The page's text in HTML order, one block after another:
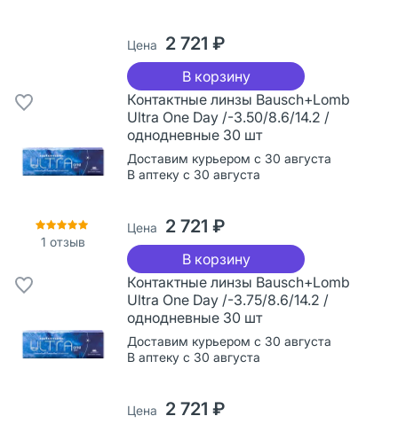
Цена 2 721 ₽
В корзину
1 отзыв
Контактные линзы Bausch+Lomb
Ultra One Day /-3.50/8.6/14.2 /
однодневные 30 шт
Доставим курьером с 30 августа
В аптеку с 30 августа
Цена 2 721 ₽
В корзину
Контактные линзы Bausch+Lomb
Ultra One Day /-3.75/8.6/14.2 /
однодневные 30 шт
Доставим курьером с 30 августа
В аптеку с 30 августа
Цена 2 721 ₽